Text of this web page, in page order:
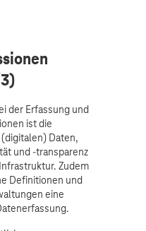
der Erfassung und
ist die
Daten,
und -transparenz
Zudem
Definitionen und
eine